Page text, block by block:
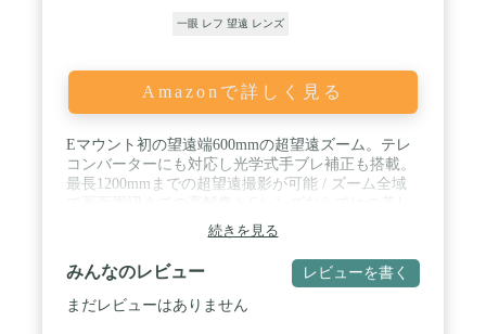
一眼 レフ 望遠 レンズ
Amazonで詳しく見る
Eマウント初の望遠端600mmの超望遠ズーム。テレ
コンバーターにも対応し光学式手ブレ補正も搭載。
最長1200mmまでの超望遠撮影が可能 / ズーム全域
いぼけ味 / 高速で動く被写体をとらえ続ける高速・
高精度・高追随かつ静粛なAF / フィールドワークを
支える優れた操作性と信頼性
続きを見る
みんなのレビュー レビューを書く
まだレビューはありません